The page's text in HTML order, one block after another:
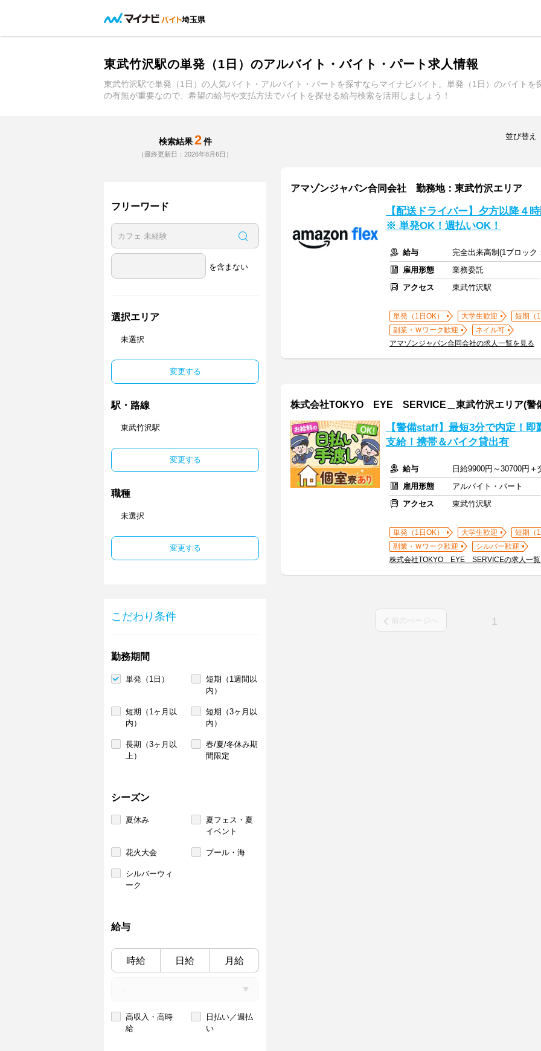
埼玉県
東武竹沢駅の単発（1日）のアルバイト・バイト・パート求人情報
東武竹沢駅で単発（1日）の人気バイト・アルバイト・パートを探すならマイナビバイト。単発（1日）のバイト
の有無が重要なので、希望の給与や支払方法でバイトを探せる給与検索を活用しましょう！
検索結果 2 件
（最終更新日：2026年8月6日）
フリーワード
を含まない
選択エリア
未選択
変更する
駅・路線
東武竹沢駅
変更する
職種
未選択
変更する
こだわり条件
勤務期間
単発（1日）
短期（1週間以
内）
短期（1ヶ月以
内）
短期（3ヶ月以
内）
長期（3ヶ月以
上）
春/夏/冬休み期
間限定
シーズン
夏休み
夏フェス・夏
イベント
花火大会 プール・海
シルバーウィ
ーク
給与
時給 日給 月給
高収入・高時
給
日払い／週払
い
並び替え
アマゾンジャパン合同会社 勤務地：東武竹沢エリア
【配送ドライバー】夕方以降４
※ 単発OK！週払いOK！
給与
完全出来高制(1ブロック
雇用形態
業務委託
アクセス
東武竹沢駅
単発（1日OK） 大学生歓迎
短期（1
副業・Ｗワーク歓迎
ネイル可
アマゾンジャパン合同会社の求人一覧を見る
株式会社TOKYO EYE SERVICE＿東武竹沢エリア(警
【警備staff】最短3分で内定！
支給！携帯＆バイク貸出有
給与
日給9900円～30700円
雇用形態
アルバイト・パート
アクセス
東武竹沢駅
単発（1日OK） 大学生歓迎
短期（1
副業・Ｗワーク歓迎
シルバー歓迎
株式会社TOKYO EYE SERVICEの求人一覧
前のページへ 1